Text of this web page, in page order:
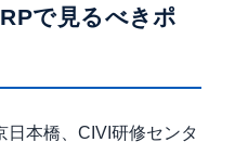
で見るべきポ
日本橋、CIVI研修センタ